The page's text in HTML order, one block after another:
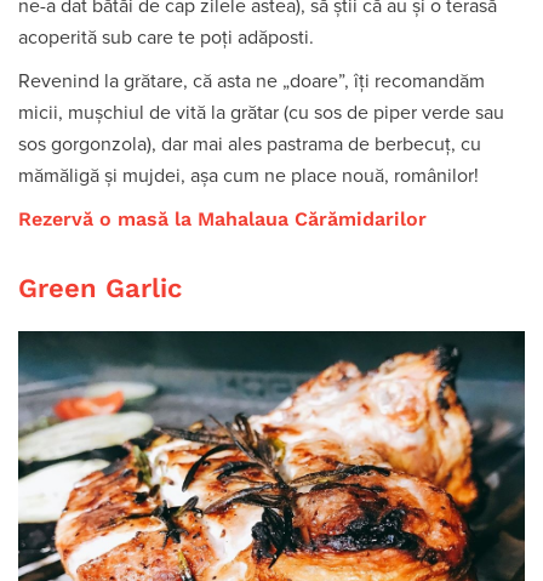
ne-a dat bătăi de cap zilele astea), să știi că au și o terasă
acoperită sub care te poți adăposti.
Revenind la grătare, că asta ne „doare”, îți recomandăm
micii, mușchiul de vită la grătar (cu sos de piper verde sau
sos gorgonzola), dar mai ales pastrama de berbecuț, cu
mămăligă și mujdei, așa cum ne place nouă, românilor!
Rezervă o masă la Mahalaua Cărămidarilor
Green Garlic